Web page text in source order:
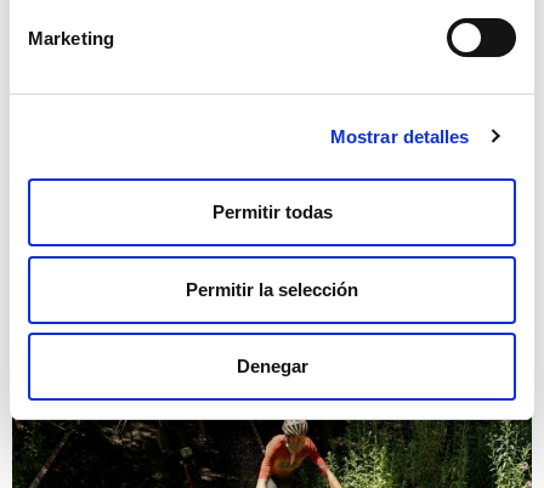
Marketing
Mostrar detalles
Permitir todas
Permitir la selección
Denegar